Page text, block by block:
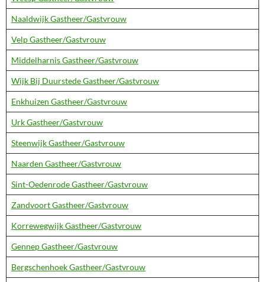
Naaldwijk Gastheer/Gastvrouw
Velp Gastheer/Gastvrouw
Middelharnis Gastheer/Gastvrouw
Wijk Bij Duurstede Gastheer/Gastvrouw
Enkhuizen Gastheer/Gastvrouw
Urk Gastheer/Gastvrouw
Steenwijk Gastheer/Gastvrouw
Naarden Gastheer/Gastvrouw
Sint-Oedenrode Gastheer/Gastvrouw
Zandvoort Gastheer/Gastvrouw
Korrewegwijk Gastheer/Gastvrouw
Gennep Gastheer/Gastvrouw
Bergschenhoek Gastheer/Gastvrouw